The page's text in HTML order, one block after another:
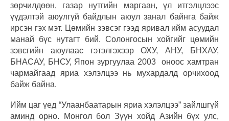
зөрчилдөөн, газар нутгийн маргаан, үл итгэлцлээс
үүдэлтэй аюулгүй байдлын аюул занал байнга байж
ирсэн гэх мэт. Цөмийн зэвсэг гээд яривал ийм асуудал
манай бүс нутагт бий. Солонгосын хойгийг цөмийн
зэвсгийн аюулаас гэтэлгэхээр ОХУ, АНУ, БНХАУ,
БНАСАУ, БНСУ, Япон зургуулаа 2003 оноос хамтран
чармайгаад яриа хэлэлцээ нь мухардалд орчихоод
байж байна.
Ийм цаг үед “Улаанбаатарын яриа хэлэлцээ” зайлшгүй
аминд орно. Монгол бол Зүүн хойд Азийн бүх улс,